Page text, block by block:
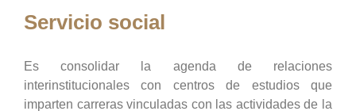
Servicio social
Es consolidar la agenda de relaciones
interinstitucionales con centros de estudios que
imparten carreras vinculadas con las actividades de la